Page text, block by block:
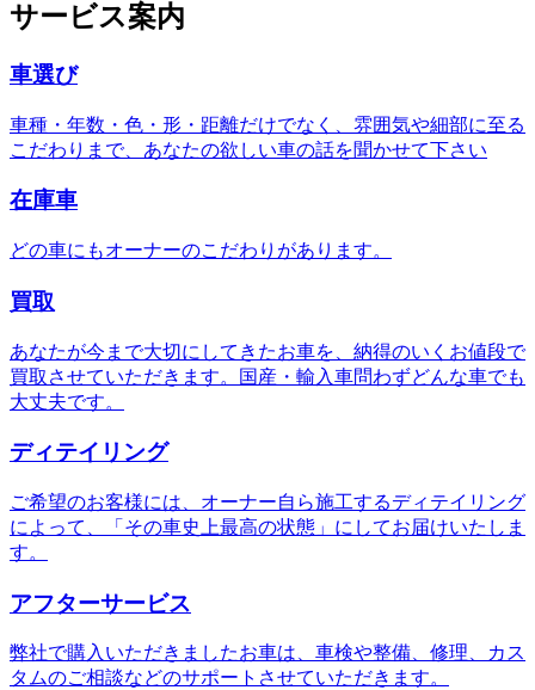
サービス案内
車選び
車種・年数・色・形・距離だけでなく、雰囲気や細部に至る
こだわりまで、あなたの欲しい車の話を聞かせて下さい
在庫車
どの車にもオーナーのこだわりがあります。
買取
あなたが今まで大切にしてきたお車を、納得のいくお値段で
買取させていただきます。国産・輸入車問わずどんな車でも
大丈夫です。
ディテイリング
ご希望のお客様には、オーナー自ら施工するディテイリング
によって、「その車史上最高の状態」にしてお届けいたしま
す。
アフターサービス
弊社で購入いただきましたお車は、車検や整備、修理、カス
タムのご相談などのサポートさせていただきます。